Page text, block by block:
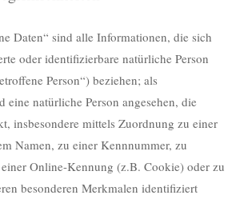
Daten“ sind alle Informationen, die sich
oder identifizierbare natürliche Person
Person“) beziehen; als
natürliche Person angesehen, die
insbesondere mittels Zuordnung zu einer
Namen, zu einer Kennnummer, zu
Online-Kennung (z.B. Cookie) oder zu
besonderen Merkmalen identifiziert